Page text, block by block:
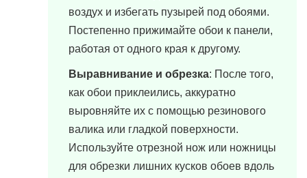
воздух и избегать пузырей под обоями.
Постепенно прижимайте обои к панели,
работая от одного края к другому.
Выравнивание и обрезка: После того,
как обои приклеились, аккуратно
выровняйте их с помощью резинового
валика или гладкой поверхности.
Используйте отрезной нож или ножницы
для обрезки лишних кусков обоев вдоль